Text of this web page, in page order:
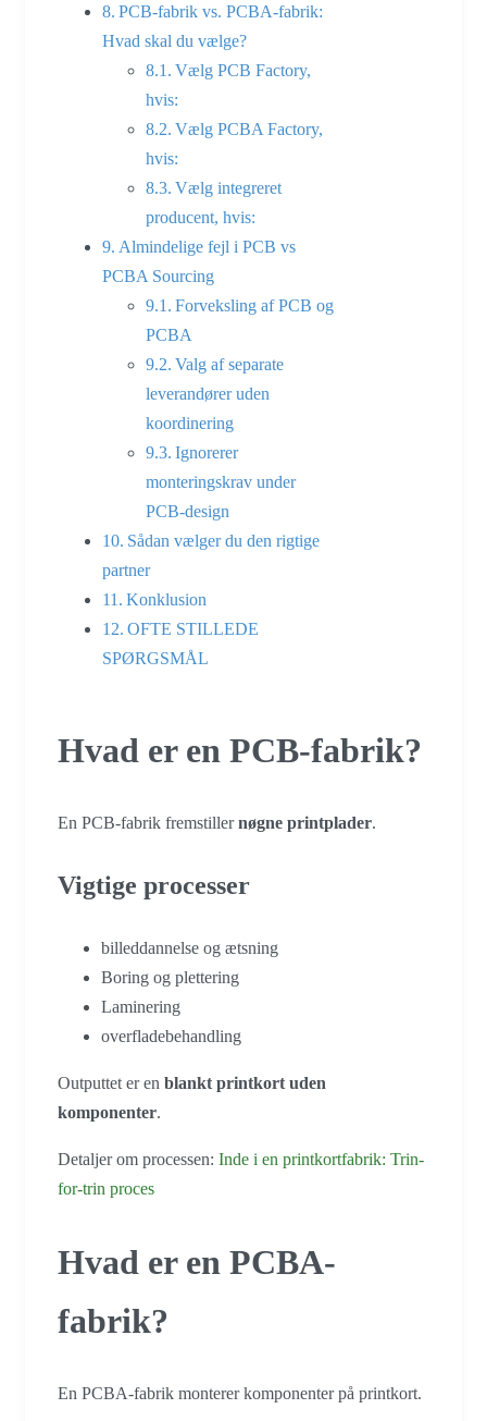
PCB-fabrik vs. PCBA-fabrik:
Hvad skal du vælge?
Vælg PCB Factory,
hvis:
Vælg PCBA Factory,
hvis:
Vælg integreret
producent, hvis:
Almindelige fejl i PCB vs
PCBA Sourcing
Forveksling af PCB og
PCBA
Valg af separate
leverandører uden
koordinering
Ignorerer
monteringskrav under
PCB-design
Sådan vælger du den rigtige
partner
Konklusion
OFTE STILLEDE
SPØRGSMÅL
Hvad er en PCB-fabrik?
En PCB-fabrik fremstillernøgne printplader.
Vigtige processer
billeddannelse og ætsning
Boring og plettering
Laminering
overfladebehandling
Outputtet er en blankt printkort uden
komponenter.
Detaljer om processen: Inde i en printkortfabrik: Trin-
for-trin proces
Hvad er en PCBA-
fabrik?
En PCBA-fabrik monterer komponenter på printkort.